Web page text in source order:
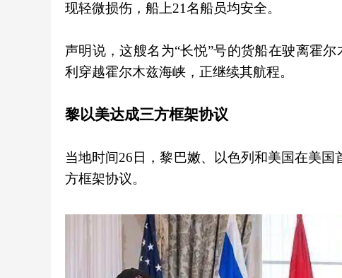
现轻微损伤，船上21名船员均安全。
声明说，这艘名为“长悦”号的货船在驶离霍
利穿越霍尔木兹海峡，正继续其航程。
黎以美达成三方框架协议
当地时间26日，黎巴嫩、以色列和美国在美
方框架协议。